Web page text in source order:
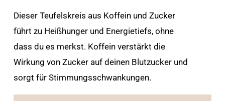
Dieser Teufelskreis aus Koffein und Zucker
führt zu Heißhunger und Energietiefs, ohne
dass du es merkst. Koffein verstärkt die
Wirkung von Zucker auf deinen Blutzucker und
sorgt für Stimmungsschwankungen.